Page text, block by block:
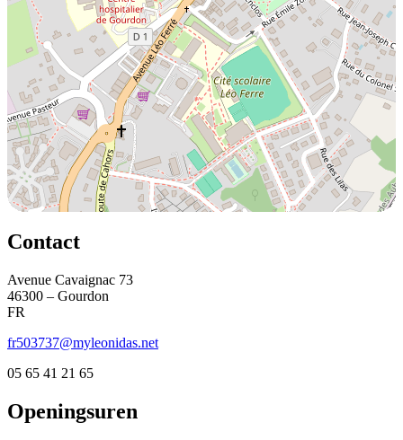
Contact
Avenue Cavaignac 73
46300 – Gourdon
FR
fr503737@myleonidas.net
05 65 41 21 65
Openingsuren